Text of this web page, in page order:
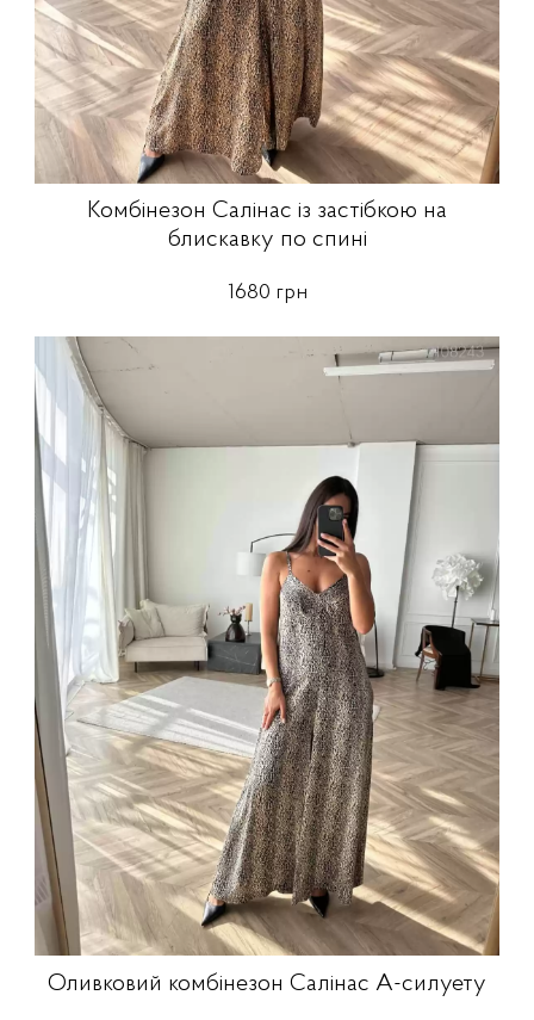
Комбінезон Салінас із застібкою на
блискавку по спині
1680 грн
Оливковий комбінезон Салінас А-силуету